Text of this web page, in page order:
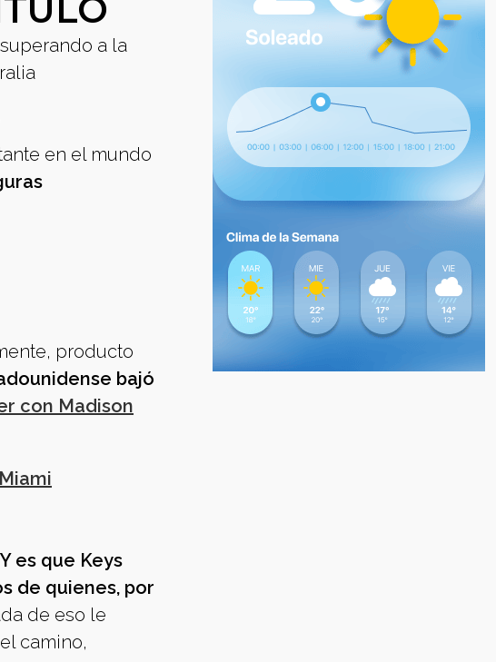
a la
en el mundo
producto
bajó
con Madison
Y es que Keys
de quienes, por
de eso le
camino,